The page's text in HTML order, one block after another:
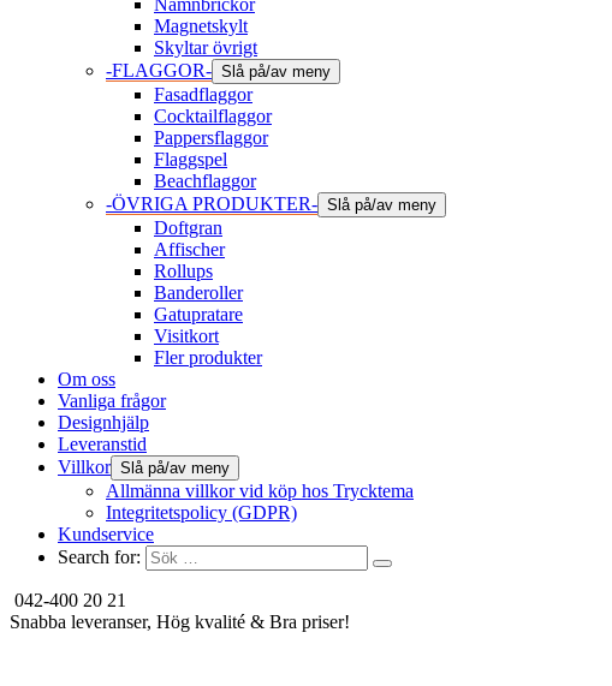
Namnbrickor
Magnetskylt
Skyltar övrigt
-FLAGGOR- Slå på/av meny
Fasadflaggor
Cocktailflaggor
Pappersflaggor
Flaggspel
Beachflaggor
-ÖVRIGA PRODUKTER- Slå på/av meny
Doftgran
Affischer
Rollups
Banderoller
Gatupratare
Visitkort
Fler produkter
Om oss
Vanliga frågor
Designhjälp
Leveranstid
Villkor Slå på/av meny
Allmänna villkor vid köp hos Trycktema
Integritetspolicy (GDPR)
Kundservice
Search for:
042-400 20 21
Snabba leveranser, Hög kvalité & Bra priser!